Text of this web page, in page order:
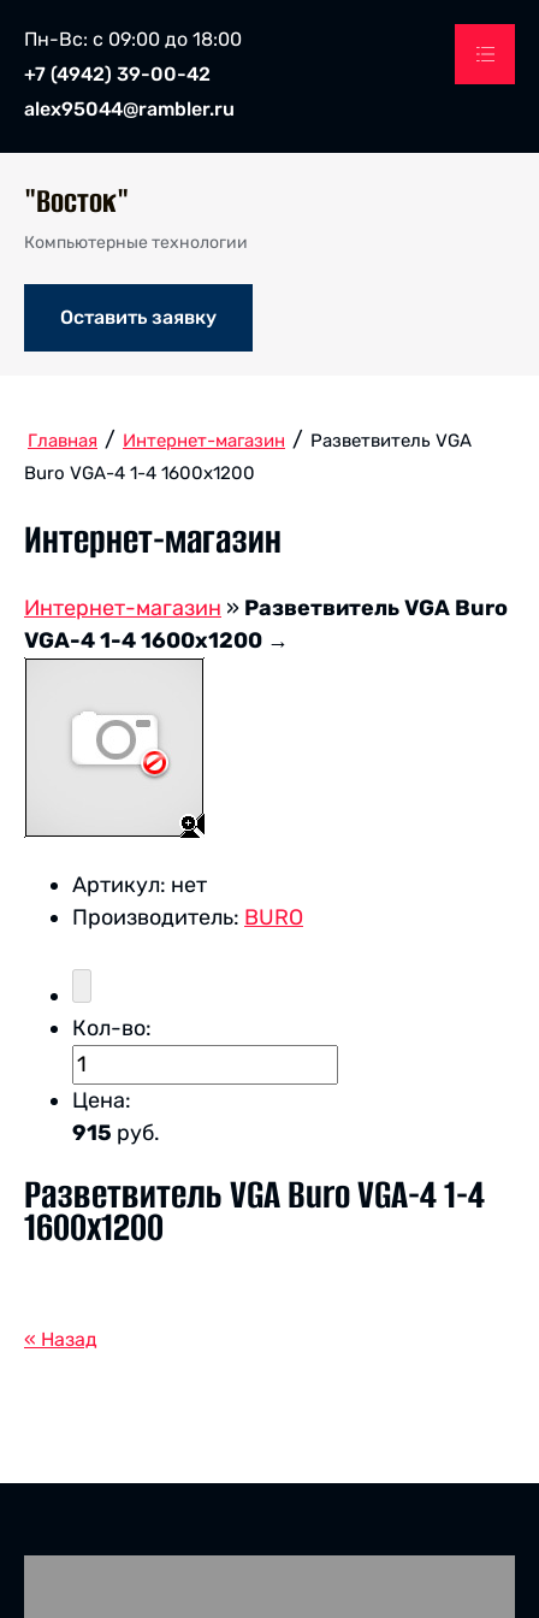
Пн-Вс: с 09:00 до 18:00
+7 (4942) 39-00-42
alex95044@rambler.ru
"Восток"
Компьютерные технологии
Оставить заявку
Главная / Интернет-магазин / Разветвитель VGA
Buro VGA-4 1-4 1600x1200
Интернет-магазин
Интернет-магазин » Разветвитель VGA Buro
VGA-4 1-4 1600x1200 →
Артикул: нет
Производитель: BURO
Кол-во:
Цена:
915 руб.
Разветвитель VGA Buro VGA-4 1-4
1600x1200
« Назад